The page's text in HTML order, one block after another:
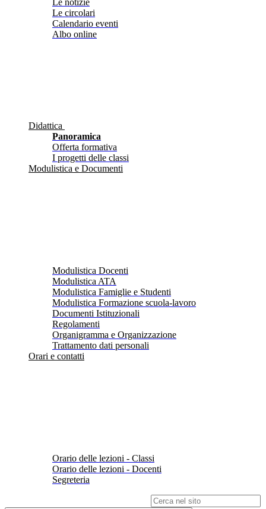
Le notizie
Le circolari
Calendario eventi
Albo online
Didattica
Panoramica
Offerta formativa
I progetti delle classi
Modulistica e Documenti
Modulistica Docenti
Modulistica ATA
Modulistica Famiglie e Studenti
Modulistica Formazione scuola-lavoro
Documenti Istituzionali
Regolamenti
Organigramma e Organizzazione
Trattamento dati personali
Orari e contatti
Orario delle lezioni - Classi
Orario delle lezioni - Docenti
Segreteria